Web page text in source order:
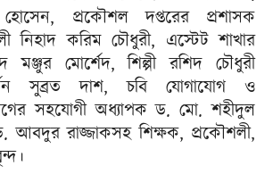
প্রকৌশল দপ্তরের প্রশাসক
নিহাদ করিম চৌধুরী, এস্টেট শাখার
মঞ্জুর মোর্শেদ, শিল্পী রশিদ চৌধুরী
সুব্রত দাশ, চবি যোগাযোগ ও
সহযোগী অধ্যাপক ড. মো. শহীদুল
আবদুর রাজ্জাকসহ শিক্ষক, প্রকৌশলী,